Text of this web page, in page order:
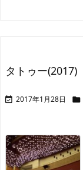
タトゥー(2017)
 2017年1月28日 